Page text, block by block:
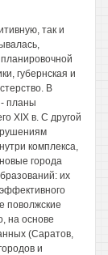
так и
губернская и
В
- планы
XIX в. С другой
комплекса,
города
их
поволжские
на основе
(Саратов,
и